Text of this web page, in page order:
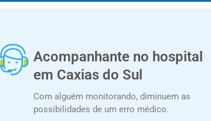
Acompanhante no hospital
em Caxias do Sul
Com alguém monitorando, diminuem as
possibilidades de um erro médico.